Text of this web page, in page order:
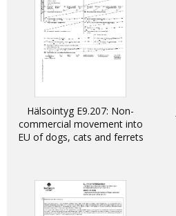
Hälsointyg E9.207: Non-
commercial movement into
EU of dogs, cats and ferrets